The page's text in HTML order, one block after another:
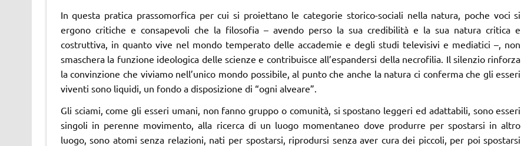
In questa pratica prassomorfica per cui si proiettano le categorie storico-sociali nella natura, poche voci si
ergono critiche e consapevoli che la filosofia – avendo perso la sua credibilità e la sua natura critica e
costruttiva, in quanto vive nel mondo temperato delle accademie e degli studi televisivi e mediatici –, non
smaschera la funzione ideologica delle scienze e contribuisce all’espandersi della necrofilia. Il silenzio rinforza
la convinzione che viviamo nell’unico mondo possibile, al punto che anche la natura ci conferma che gli esseri
viventi sono liquidi, un fondo a disposizione di “ogni alveare”.
Gli sciami, come gli esseri umani, non fanno gruppo o comunità, si spostano leggeri ed adattabili, sono esseri
singoli in perenne movimento, alla ricerca di un luogo momentaneo dove produrre per spostarsi in altro
luogo, sono atomi senza relazioni, nati per spostarsi, riprodursi senza aver cura dei piccoli, per poi spostarsi